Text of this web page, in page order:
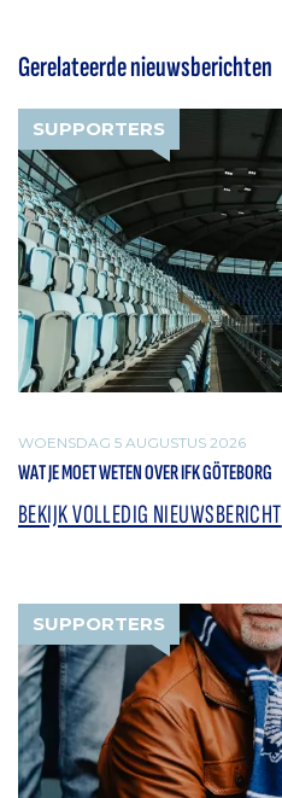
Gerelateerde nieuwsberichten
SUPPORTERS
WOENSDAG 5 AUGUSTUS 2026
WAT JE MOET WETEN OVER IFK GÖTEBORG
BEKIJK VOLLEDIG NIEUWSBERICHT
SUPPORTERS